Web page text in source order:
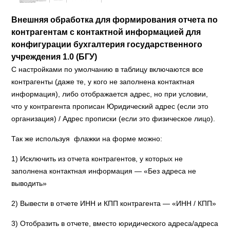
Внешняя обработка для формирования отчета по
контрагентам с контактной информацией для
конфигурации бухгалтерия государственного
учреждения 1.0 (БГУ)
С настройками по умолчанию в таблицу включаются все
контрагенты (даже те, у кого не заполнена контактная
информация), либо отображается адрес, но при условии,
что у контрагента прописан Юридический адрес (если это
организация) / Адрес прописки (если это физическое лицо).
Так же используя флажки на форме можно:
1) Исключить из отчета контрагентов, у которых не
заполнена контактная информация — «Без адреса не
выводить»
2) Вывести в отчете ИНН и КПП контрагента — «ИНН / КПП»
3) Отобразить в отчете, вместо юридического адреса/адреса